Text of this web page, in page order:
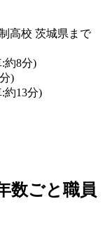
高校 茨城県まで
約8分)
)
約13分)
数ごと職員